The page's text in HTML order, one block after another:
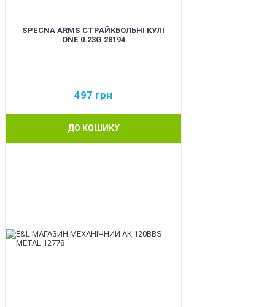
SPECNA ARMS СТРАЙКБОЛЬНІ КУЛІ
ONE 0.23G 28194
497 грн
ДО КОШИКУ